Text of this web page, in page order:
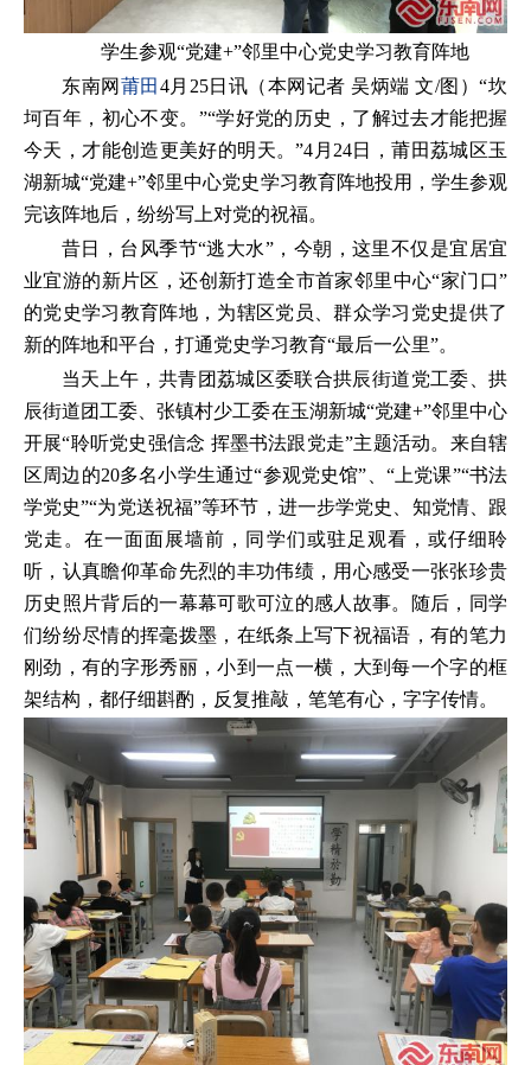
学生参观“党建+”邻里中心党史学习教育阵地
东南网 莆田 4月25日讯（本网记者 吴炳端 文/图）“坎
坷百年，初心不变。”“学好党的历史，了解过去才能把握
今天，才能创造更美好的明天。”4月24日，莆田荔城区玉
湖新城“党建+”邻里中心党史学习教育阵地投用，学生参观
完该阵地后，纷纷写上对党的祝福。
昔日，台风季节“逃大水”，今朝，这里不仅是宜居宜
业宜游的新片区，还创新打造全市首家邻里中心“家门口”
的党史学习教育阵地，为辖区党员、群众学习党史提供了
新的阵地和平台，打通党史学习教育“最后一公里”。
当天上午，共青团荔城区委联合拱辰街道党工委、拱
辰街道团工委、张镇村少工委在玉湖新城“党建+”邻里中心
开展“聆听党史强信念 挥墨书法跟党走”主题活动。来自辖
区周边的20多名小学生通过“参观党史馆”、“上党课”“书法
学党史”“为党送祝福”等环节，进一步学党史、知党情、跟
党走。在一面面展墙前，同学们或驻足观看，或仔细聆
听，认真瞻仰革命先烈的丰功伟绩，用心感受一张张珍贵
历史照片背后的一幕幕可歌可泣的感人故事。随后，同学
们纷纷尽情的挥毫拨墨，在纸条上写下祝福语，有的笔力
刚劲，有的字形秀丽，小到一点一横，大到每一个字的框
架结构，都仔细斟酌，反复推敲，笔笔有心，字字传情。